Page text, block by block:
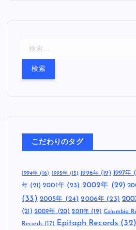
こだわりのタグ
1994年(16) 1995年 (15) 1996年(19) 1997年
年 (21) 2001年(23) 2002年 (29)
(33) 2005年 (24) 2006年 (23)
(21) 2009年 (20) 2011年 (19) Columbia
Records (17) Epitaph Records (32)